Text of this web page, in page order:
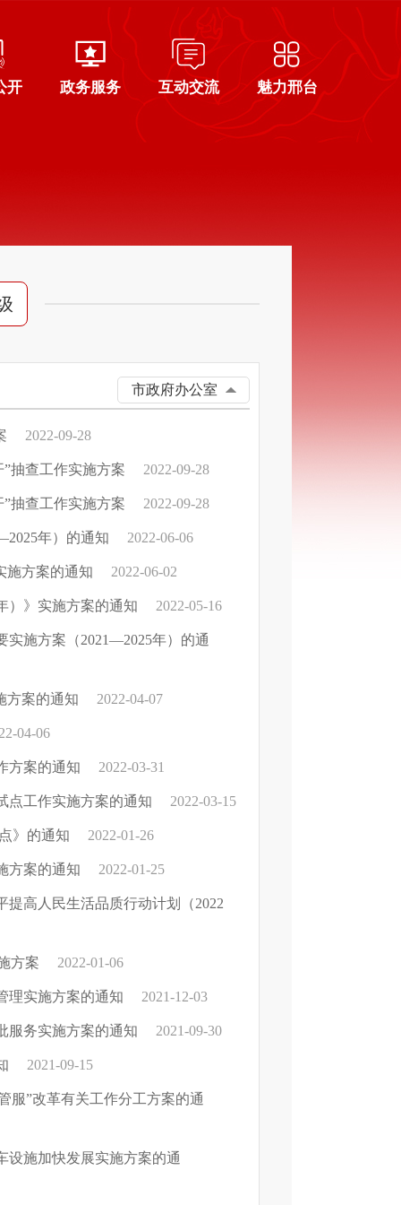
开 政务服务 互动交流 魅力邢台
市政府办公室
2022-09-28
抽查工作实施方案 2022-09-28
抽查工作实施方案 2022-09-28
年）的通知 2022-06-06
施方案的通知 2022-06-02
）》实施方案的通知 2022-05-16
实施方案（2021—2025年）的通
方案的通知 2022-04-07
04-06
方案的通知 2022-03-31
点工作实施方案的通知 2022-03-15
》的通知 2022-01-26
方案的通知 2022-01-25
高人民生活品质行动计划（2022
方案 2022-01-06
理实施方案的通知 2021-12-03
服务实施方案的通知 2021-09-30
2021-09-15
服”改革有关工作分工方案的通
设施加快发展实施方案的通